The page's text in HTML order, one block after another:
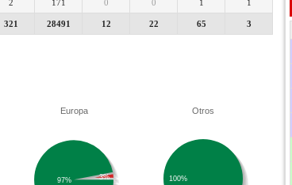
2 171 0 0 1 1
321 28491 12 22 65 3
Europa
97% 3%
Otros
100%